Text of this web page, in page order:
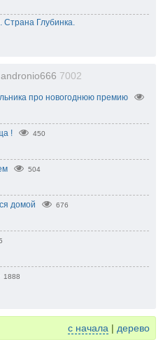
Глубинка.
7002
про новогоднюю премию
! 450
504
домой 676
1888
с начала | дерево